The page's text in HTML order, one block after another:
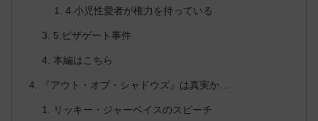
4.小児性愛者が権力を持っている
5.ピザゲート事件
本編はこちら
『アウト・オブ・シャドウズ』は真実か…
リッキー・ジャーベイスのスピーチ